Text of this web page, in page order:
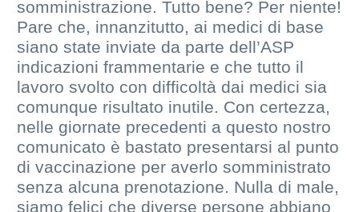
somministrazione. Tutto bene? Per niente!
Pare che, innanzitutto, ai medici di base
siano state inviate da parte dell’ASP
indicazioni frammentarie e che tutto il
lavoro svolto con difficoltà dai medici sia
comunque risultato inutile. Con certezza,
nelle giornate precedenti a questo nostro
comunicato è bastato presentarsi al punto
di vaccinazione per averlo somministrato
senza alcuna prenotazione. Nulla di male,
siamo felici che diverse persone abbiano